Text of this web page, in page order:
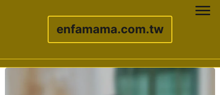
enfamama.com.tw